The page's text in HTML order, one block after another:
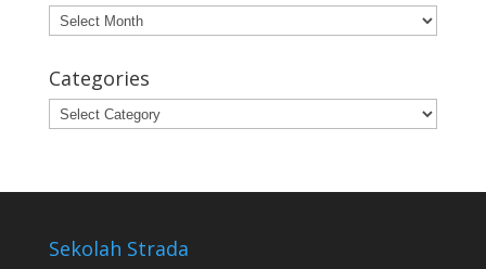
Archives
Categories
Categories
Sekolah Strada